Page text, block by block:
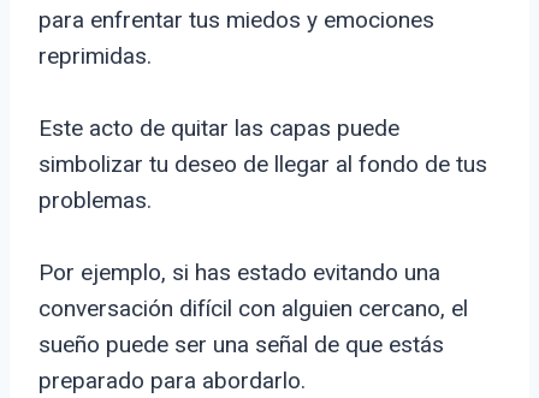
para enfrentar tus miedos y emociones
reprimidas.
Este acto de quitar las capas puede
simbolizar tu deseo de llegar al fondo de tus
problemas.
Por ejemplo, si has estado evitando una
conversación difícil con alguien cercano, el
sueño puede ser una señal de que estás
preparado para abordarlo.